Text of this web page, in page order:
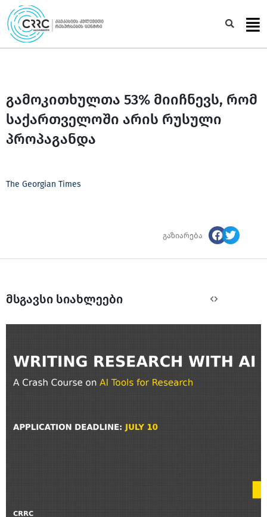
Skip
to
content
გამოკითხულთა 53% მიიჩნევს, რომ
საქართველოში არის რუსული
პროპაგანდა
The Georgian Times
გაზიარება
მსგავსი სიახლეები